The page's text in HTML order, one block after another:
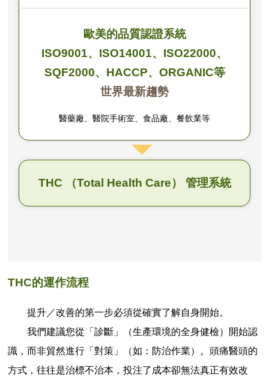
歐美的品質認證系統
ISO9001、ISO14001、ISO22000、
SQF2000、HACCP、ORGANIC等
世界最新趨勢
醫藥廠、醫院手術室、食品廠、餐飲業等
THC （Total Health Care） 管理系統
THC的運作流程
提升／改善的第一步必須從確實了解自身開始。
我們建議您從「診斷」（生產環境的全身健檢）開始認
識，而非貿然進行「對策」（如：防治作業）。頭痛醫頭的
方式，往往是治標不治本，投注了成本卻無法真正有效改